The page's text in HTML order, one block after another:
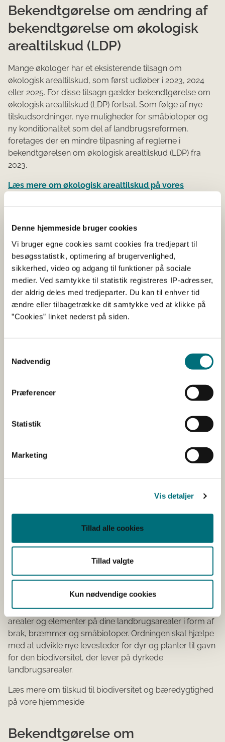
Denne hjemmeside bruger cookies
Vi bruger egne cookies samt cookies fra tredjepart til
besøgsstatistik, optimering af brugervenlighed,
sikkerhed, video og adgang til funktioner på sociale
medier. Ved samtykke til statistik registreres IP-adresser,
der aldrig deles med tredjeparter. Du kan til enhver tid
ændre eller tilbagetrække dit samtykke ved at klikke på
”Cookies” linket nederst på siden.
Nødvendig
Præferencer
Statistik
Marketing
Vis detaljer
Tillad alle cookies
Tillad valgte
Kun nødvendige cookies
Bekendtgørelse om ændring af
bekendtgørelse om økologisk
arealtilskud (LDP)
Mange økologer har et eksisterende tilsagn om
økologisk arealtilskud, som først udløber i 2023, 2024
eller 2025. For disse tilsagn gælder bekendtgørelse om
økologisk arealtilskud (LDP) fortsat. Som følge af nye
tilskudsordninger, nye muligheder for småbiotoper og
ny konditionalitet som del af landbrugsreformen,
foretages der en mindre tilpasning af reglerne i
bekendtgørelsen om økologisk arealtilskud (LDP) fra
2023.
Læs mere om økologisk arealtilskud på vores
Bekendtgørelse om
ekstensivering med slæt
Ekstensivering med slæt er en etårig bio-ordning.
Ordningen skal styrke en ekstensiv drift af
lavbundsjorder for at mindske udledningen af
drivhusgasser og kvælstof fra arealerne. Du skal blandt
andet tage slæt på arealet, og der er et forbud mod
hjemmeside
Bekendtgørelse om tilskud til
afgrødediversificering på omdriftsarealet og dyrker
omdriftsafgrøder, der kan bruges i plantebaseret
miljøeffekterne ved afgrødediversificering ved at
fremme dyrkning af de afgrøder, der i dag udgør en
Læs mere om tilskud til varieret planteproduktion på
Bekendtgørelse om tilskud til
biodiversitet og bæredygtighed
Du kan få tilskud til at udlægge nye ikke-produktive
arealer og elementer på dine landbrugsarealer i form af
brak, bræmmer og småbiotoper. Ordningen skal hjælpe
med at udvikle nye levesteder for dyr og planter til gavn
for den biodiversitet, der lever på dyrkede
landbrugsarealer.
Læs mere om tilskud til biodiversitet og bæredygtighed
på vore hjemmeside
Bekendtgørelse om